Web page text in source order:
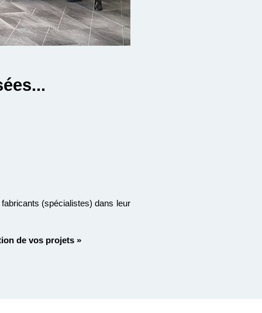
(spécialistes) dans leur
de vos projets »